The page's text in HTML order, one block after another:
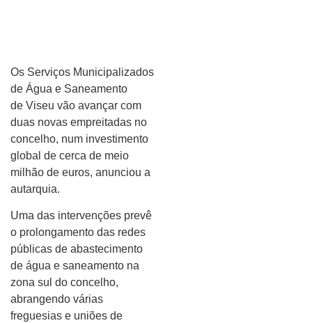
Os Serviços Municipalizados
de Água e Saneamento
de Viseu vão avançar com
duas novas empreitadas no
concelho, num investimento
global de cerca de meio
milhão de euros, anunciou a
autarquia.
Uma das intervenções prevê
o prolongamento das redes
públicas de abastecimento
de água e saneamento na
zona sul do concelho,
abrangendo várias
freguesias e uniões de